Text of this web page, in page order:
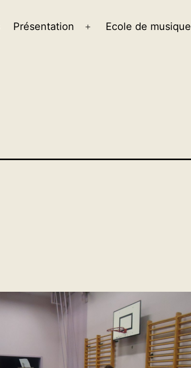
Présentation Ecole de musique